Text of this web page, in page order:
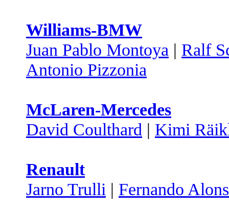
Williams-BMW
Juan Pablo Montoya | Ralf
Antonio Pizzonia
McLaren-Mercedes
David Coulthard | Kimi
Renault
Jarno Trulli | Fernando